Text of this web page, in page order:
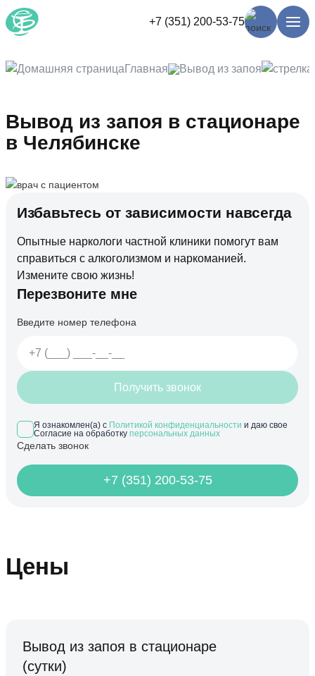
+7 (351) 200-53-75
Главная Вывод из запоя
Вывод из запоя в стационаре
в Челябинске
Избавьтесь от зависимости навсегда
Опытные наркологи частной клиники помогут вам
справиться с алкоголизмом и наркоманией.
Измените свою жизнь!
Перезвоните мне
Введите номер телефона
Получить звонок
Я ознакомлен(а) с Политикой конфиденциальности и даю свое
Согласие на обработку персональных данных
Сделать звонок
+7 (351) 200-53-75
Цены
Вывод из запоя в стационаре
(сутки)